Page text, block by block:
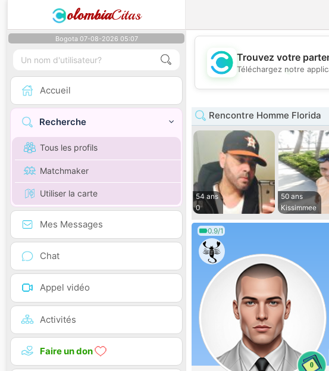
olombiaCitas
Bogota 07-08-2026 05:07
Accueil
Recherche
Tous les profils
Matchmaker
Utiliser la carte
Mes Messages
Chat
Appel vidéo
Activités
Faire un don
Trouvez votre
Téléchargez notre
Rencontre Homme Florida
54 ans
0
50 ans
Kissimmee
0.9/1
0